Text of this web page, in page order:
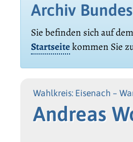
Archiv
Sie befinden sich auf
Startseitekommen Sie
Wahlkreis: Eisenach –
Andreas